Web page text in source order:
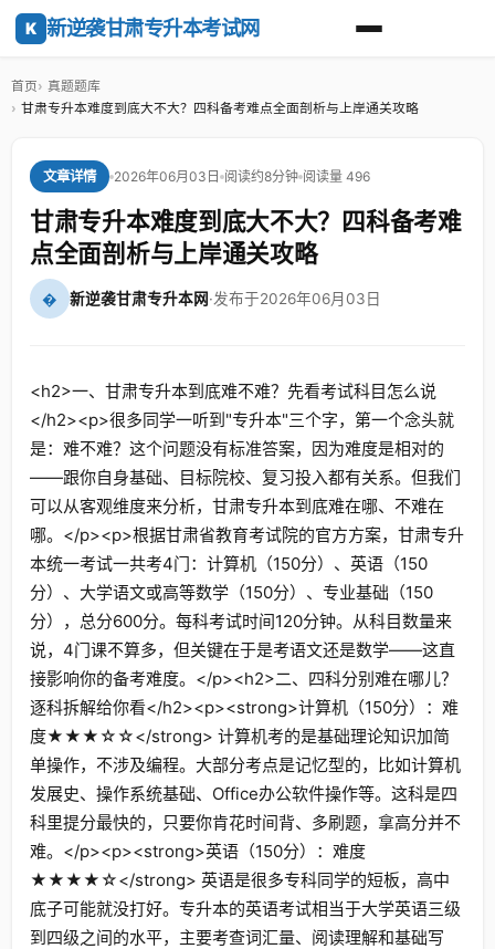
K 新逆袭甘肃专升本考试网
首页
真题题库
甘肃专升本难度到底大不大？四科备考难点全面剖析与上岸通关攻略
文章详情 2026年06月03日 阅读约8分钟 阅读量 496
甘肃专升本难度到底大不大？四科备考难
点全面剖析与上岸通关攻略
� 新逆袭甘肃专升本网·发布于2026年06月03日
<h2>一、甘肃专升本到底难不难？先看考试科目怎么说
</h2><p>很多同学一听到"专升本"三个字，第一个念头就
是：难不难？这个问题没有标准答案，因为难度是相对的
——跟你自身基础、目标院校、复习投入都有关系。但我们
可以从客观维度来分析，甘肃专升本到底难在哪、不难在
哪。</p><p>根据甘肃省教育考试院的官方方案，甘肃专升
本统一考试一共考4门：计算机（150分）、英语（150
分）、大学语文或高等数学（150分）、专业基础（150
分），总分600分。每科考试时间120分钟。从科目数量来
说，4门课不算多，但关键在于是考语文还是数学——这直
接影响你的备考难度。</p><h2>二、四科分别难在哪儿？
逐科拆解给你看</h2><p><strong>计算机（150分）：难
度★★★☆☆</strong> 计算机考的是基础理论知识加简
单操作，不涉及编程。大部分考点是记忆型的，比如计算机
发展史、操作系统基础、Office办公软件操作等。这科是四
科里提分最快的，只要你肯花时间背、多刷题，拿高分并不
难。</p><p><strong>英语（150分）：难度
★★★★☆</strong> 英语是很多专科同学的短板，高中
底子可能就没打好。专升本的英语考试相当于大学英语三级
到四级之间的水平，主要考查词汇量、阅读理解和基础写